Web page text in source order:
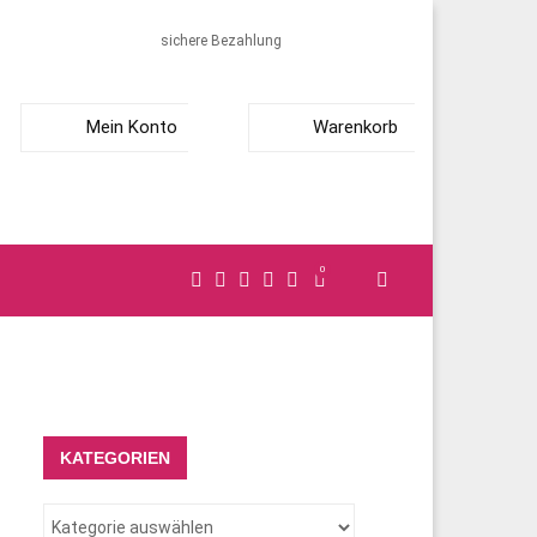
sichere Bezahlung
Mein Konto Warenkorb
0
KATEGORIEN